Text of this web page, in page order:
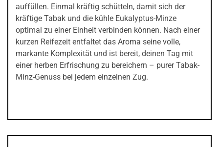
auffüllen. Einmal kräftig schütteln, damit sich der
kräftige Tabak und die kühle Eukalyptus-Minze
optimal zu einer Einheit verbinden können. Nach einer
kurzen Reifezeit entfaltet das Aroma seine volle,
markante Komplexität und ist bereit, deinen Tag mit
einer herben Erfrischung zu bereichern – purer Tabak-
Minz-Genuss bei jedem einzelnen Zug.